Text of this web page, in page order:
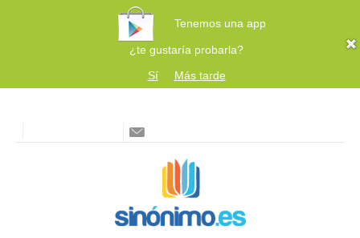
Tenemos una app
¿te gustaría probarla?
Sí
Más tarde